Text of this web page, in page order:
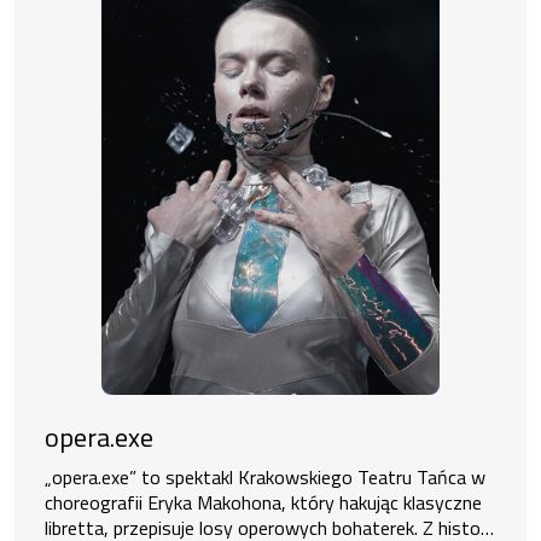
opera.exe
„opera.exe” to spektakl Krakowskiego Teatru Tańca w
choreografii Eryka Makohona, który hakując klasyczne
libretta, przepisuje losy operowych bohaterek. Z historii